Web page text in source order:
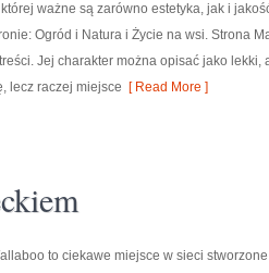
ważne są zarówno estetyka, jak i
Ogród i Natura i Życie na wsi. Strona
Jej charakter można opisać jako
lecz raczej miejsce [ Read More ]
to ciekawe miejsce w sieci